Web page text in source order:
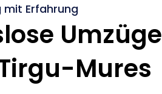
mit Erfahrung
Umzüge
Mures